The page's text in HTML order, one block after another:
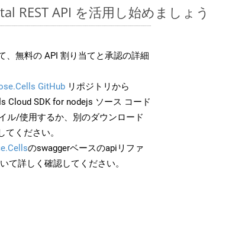
REST API を活用し始めましょう
、無料の API 割り当てと承認の詳細
GitHub リポジトリから
Cloud SDK for nodejs ソース コード
ル/使用するか、別のダウンロード
ください。
のswaggerベースのapiリファ
て詳しく確認してください。